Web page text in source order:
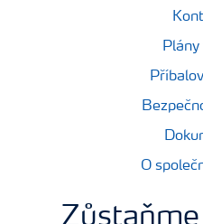
Plány
O